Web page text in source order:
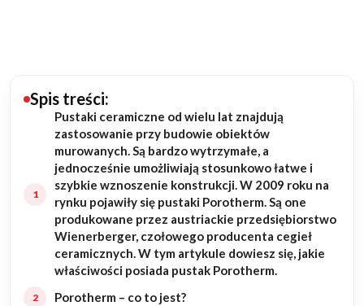
Budowa domu
Rezydencje
Rozbudowa
Remonty
Spis treści:
Pustaki ceramiczne od wielu lat znajdują
zastosowanie przy budowie obiektów
murowanych. Są bardzo wytrzymałe, a
jednocześnie umożliwiają stosunkowo łatwe i
szybkie wznoszenie konstrukcji. W 2009 roku na
rynku pojawiły się pustaki Porotherm. Są one
produkowane przez austriackie przedsiębiorstwo
Wienerberger, czołowego producenta cegieł
ceramicznych. W tym artykule dowiesz się, jakie
właściwości posiada pustak Porotherm.
Porotherm – co to jest?